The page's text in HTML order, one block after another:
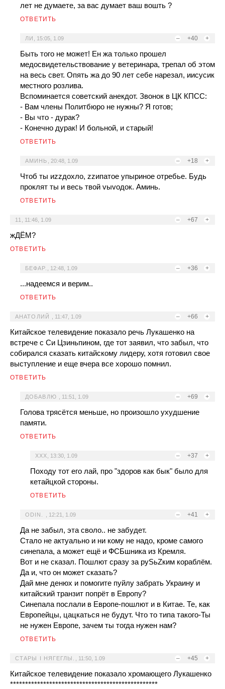
лет не думаете, за вас думает ваш вошть ?
ОТВЕТИТЬ
– +40 +
ЛИ 15:05, 1.09
Быть того не может! Ен жа только прошел
медосвидетельствование у ветеринара, трепал об этом
на весь свет. Опять жа до 90 лет себе нарезал, иисусик
местного розлива.
Вспоминается советский анекдот. Звонок в ЦК КПСС:
- Вам члены Политбюро не нужны? Я готов;
- Вы что - дурак?
- Конечно дурак! И больной, и старый!
ОТВЕТИТЬ
– +18 +
АМИНЬ 20:48, 1.09
Чтоб ты иzzдохло, zzипатое упыриное отребье. Будь
проклят ты и весь твой vыvодок. Аминь.
ОТВЕТИТЬ
– +67 +
11 11:46, 1.09
жДЁМ?
ОТВЕТИТЬ
– +36 +
БЕФАР. 12:48, 1.09
...надеемся и верим..
ОТВЕТИТЬ
– +66 +
АНАТОЛИЙ 11:47, 1.09
Китайское телевидение показало речь Лукашенко на
встрече с Си Цзиньпином, где тот заявил, что забыл, что
собирался сказать китайскому лидеру, хотя готовил свое
выступление и еще вчера все хорошо помнил.
ОТВЕТИТЬ
– +69 +
ДОБАВЛЮ 11:51, 1.09
Голова трясётся меньше, но произошло ухудшение
памяти.
ОТВЕТИТЬ
– +37 +
ХХХ 13:30, 1.09
Походу тот его лай, про "здоров как бык" было для
кетайцкой стороны.
ОТВЕТИТЬ
– +41 +
ODIN. 12:21, 1.09
Да не забыл, эта своло.. не забудет.
Стало не актуально и ни кому не надо, кроме самого
синепала, а может ещё и ФСБшника из Кремля.
Вот и не сказал. Пошлют сразу за руSьZким кораблём.
Да и, что он может сказать?
Дай мне денюх и помогите пуйлу забрать Украину и
китайский транзит попрёт в Европу?
Синепала послали в Европе-пошлют и в Китае. Те, как
Европейцы, цацкаться не будут. Что то типа такого-Ты
не нужен Европе, зачем ты тогда нужен нам?
ОТВЕТИТЬ
– +45 +
СТАРЫ I НЯГЕГЛЫ. 11:50, 1.09
Китайское телевидение показало хромающего Лукашенко
*************************************************